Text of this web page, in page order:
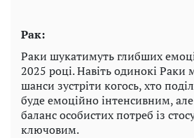
Рак:
Раки шукатимуть глибших
2025 році. Навіть одинокі Раки
шанси зустріти когось, хто
буде емоційно інтенсивним,
баланс особистих потреб із
ключовим.